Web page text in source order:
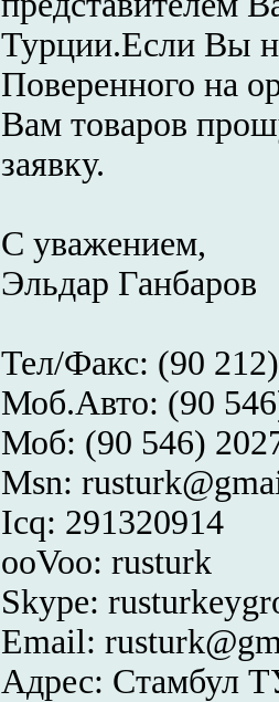
Турции.Если Вы
Поверенного на
Вам товаров
заявку.
С уважением,
Эльдар Ганбаров
Teл/Факс: (90
Моб.Авто: (90
Моб: (90 546)
Msn:
Icq: 291320914
ooVoo: rusturk
Skype:
Email:
Адрес: Стамбул